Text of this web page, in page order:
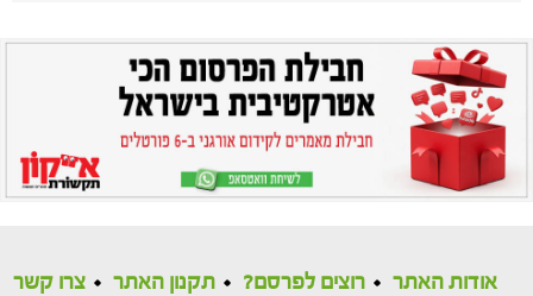
אודות האתר רוצים לפרסם? תקנון האתר צרו קשר